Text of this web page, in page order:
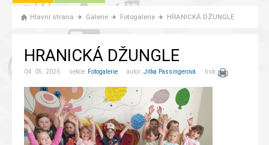
Hlavní strana Galerie Fotogalerie HRANICKÁ DŽUNGLE
HRANICKÁ DŽUNGLE
04. 05. 2026 sekce: Fotogalerie autor: Jitka Passingerová tisk: